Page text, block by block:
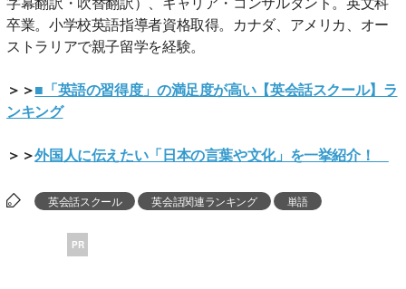
卒業。小学校英語指導者資格取得。カナダ、アメリカ、オー
ストラリアで親子留学を経験。
＞＞■「英語の習得度」の満足度が高い【英会話スクール】ラ
ンキング
＞＞外国人に伝えたい「日本の言葉や文化」を一挙紹介！
英会話スクール 英会話関連ランキング 単語
PR